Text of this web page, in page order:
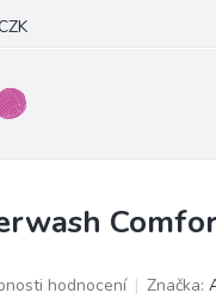
hodnocení Značka: